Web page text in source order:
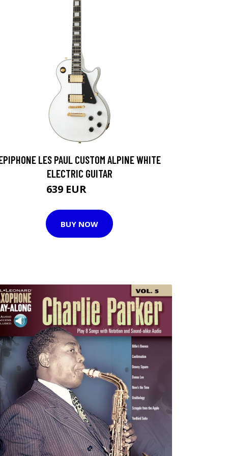
LES PAUL CUSTOM ALPINE WHITE
ELECTRIC GUITAR
639 EUR
BUY NOW